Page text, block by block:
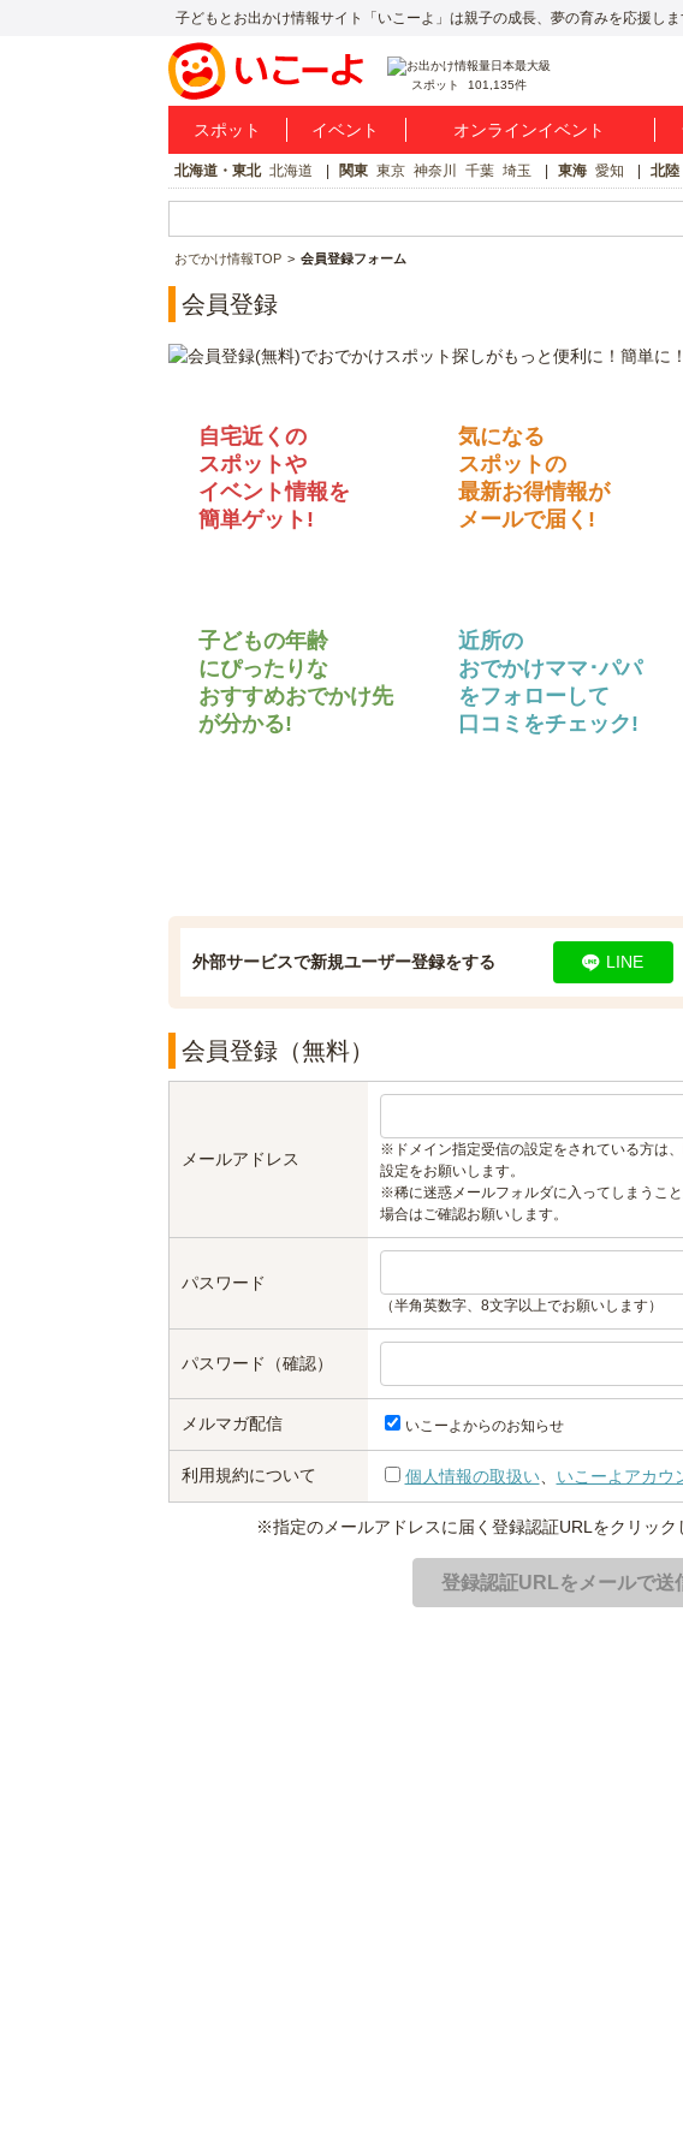
子どもとお出かけ情報サイト「いこーよ」は親子の成長、夢の育みを応援しま
スポット 101,135件
スポット イベント オンラインイベント
北海道・東北 北海道 関東 東京 神奈川 千葉 埼玉 東海 愛知 北陸
おでかけ情報TOP 会員登録フォーム
会員登録
自宅近くの
スポットや
イベント情報を
簡単ゲット!
気になる
スポットの
最新お得情報が
メールで届く!
子どもの年齢
にぴったりな
おすすめおでかけ先
が分かる!
近所の
おでかけママ･パパ
をフォローして
口コミをチェック!
外部サービスで新規ユーザー登録をする LINE
会員登録（無料）
メールアドレス ※ドメイン指定受信の設定をされている方は、
設定をお願いします。
※稀に迷惑メールフォルダに入ってしまうこ
場合はご確認お願いします。
パスワード
（半角英数字、8文字以上でお願いします）
パスワード（確認）
メルマガ配信 いこーよからのお知らせ
利用規約について 個人情報の取扱い、 いこーよアカウ
※指定のメールアドレスに届く登録認証URLをクリック